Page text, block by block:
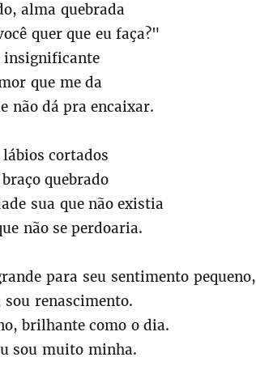
alma quebrada
quer que eu faça?"
insignificante
que me da
não dá pra encaixar.
cortados
quebrado
sua que não existia
não se perdoaria.
para seu sentimento pequeno,
renascimento.
brilhante como o dia.
sou muito minha.